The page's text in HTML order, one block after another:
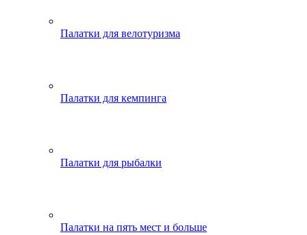
Палатки для велотуризма
Палатки для кемпинга
Палатки для рыбалки
Палатки на пять мест и больше